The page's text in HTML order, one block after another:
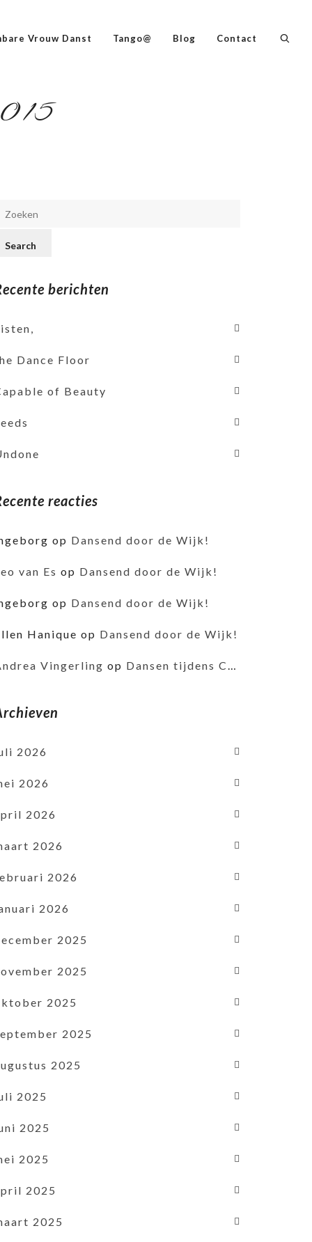
Vrouw Danst Tango@ Blog Contact
berichten
Dance Floor
of Beauty
reacties
op Dansend door de Wijk!
van Es op Dansend door de Wijk!
op Dansend door de Wijk!
Hanique op Dansend door de Wijk!
Vingerling op Dansen tijdens Corona
2026
2026
2026
2026
2026
2026
2025
2025
2025
2025
2025
2025
2025
2025
2025
2025